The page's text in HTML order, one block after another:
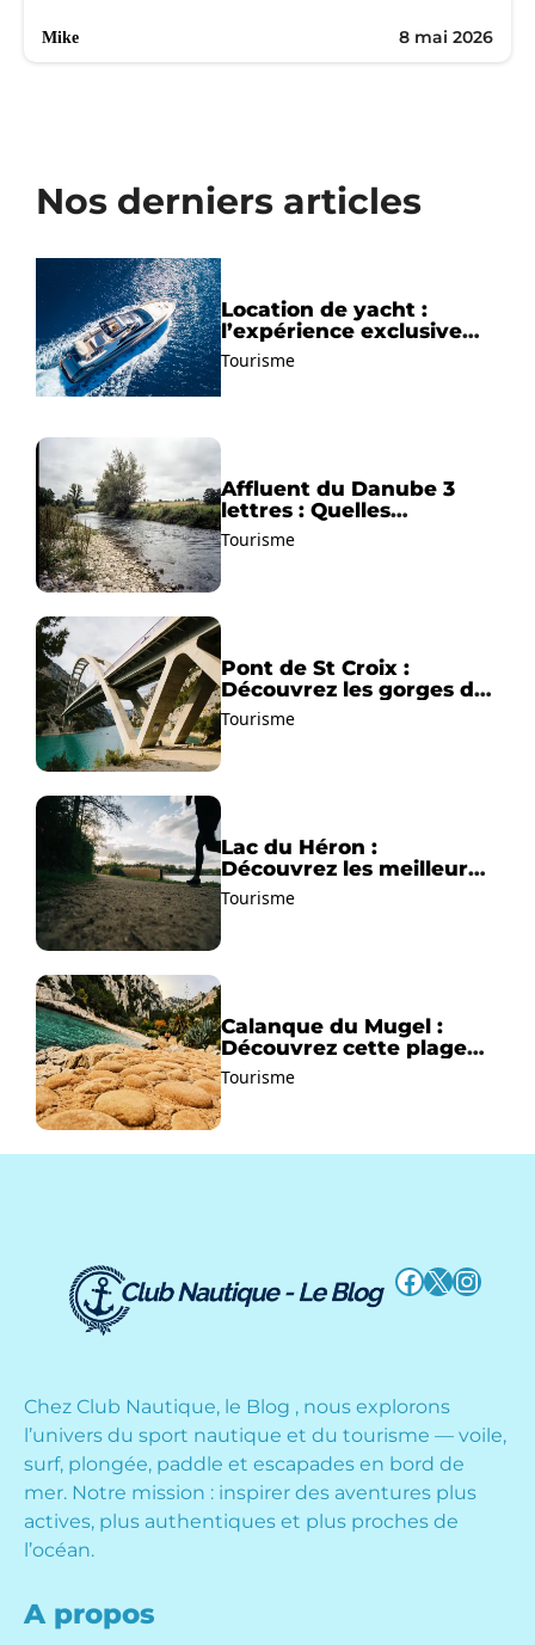
Mike 8 mai 2026
Nos derniers articles
Location de yacht :
l’expérience exclusive
pour découvrir la
Méditerranée autrement
Tourisme
Affluent du Danube 3
lettres : Quelles
solutions trouver ?
Tourisme
Pont de St Croix :
Découvrez les gorges du
Verdon !
Tourisme
Lac du Héron :
Découvrez les meilleurs
sentiers de randonnée !
Tourisme
Calanque du Mugel :
Découvrez cette plage
paradisiaque à La Ciotat
!
Tourisme
Facebook
X
Chez Club Nautique, le Blog , nous explorons
l’univers du sport nautique et du tourisme — voile,
surf, plongée, paddle et escapades en bord de
mer. Notre mission : inspirer des aventures plus
actives, plus authentiques et plus proches de
l’océan.
A propos